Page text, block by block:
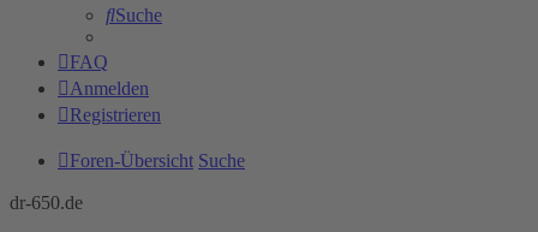
Suche
FAQ
Anmelden
Registrieren
Foren-Übersicht Suche
dr-650.de